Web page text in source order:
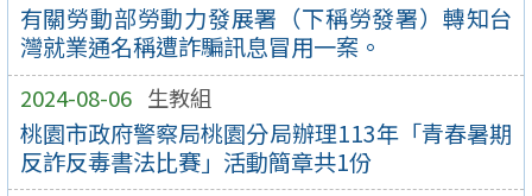
有關勞動部勞動力發展署（下稱勞發署）轉知台
灣就業通名稱遭詐騙訊息冒用一案。
2024-08-06 生教組
桃園市政府警察局桃園分局辦理113年「青春暑期
反詐反毒書法比賽」活動簡章共1份